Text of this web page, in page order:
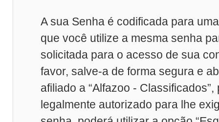
A sua Senha é codificada para
que você utilize a mesma senha
solicitada para o acesso de sua
favor, salve-a de forma segura e
afiliado a “Alfazoo -
legalmente autorizado para lhe